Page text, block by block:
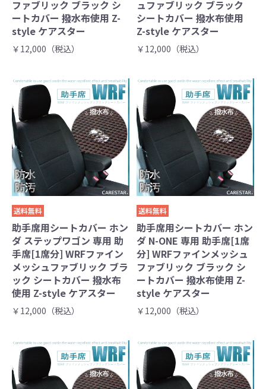
ファブリック ブラック シ
ートカバー 撥水布使用 Z-
style ケアスター
￥12,000（税込）
ュファブリック ブラック
シートカバー 撥水布使用
Z-style ケアスター
￥12,000（税込）
送料無料
助手席用シートカバー ホン
ダ ステップワゴン 専用 助
手席[1席分] WRFファイン
メッシュファブリック ブラ
ック シートカバー 撥水布
使用 Z-style ケアスター
￥12,000（税込）
送料無料
助手席用シートカバー ホン
ダ N-ONE 専用 助手席[1席
分] WRFファインメッシュ
ファブリック ブラック シ
ートカバー 撥水布使用 Z-
style ケアスター
￥12,000（税込）